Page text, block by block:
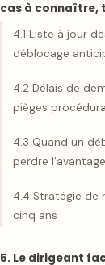
cas à connaître,
4.1 Liste à jour
déblocage
4.2 Délais de
pièges
4.3 Quand un
perdre
4.4 Stratégie de
cinq ans
5. Le dirigeant